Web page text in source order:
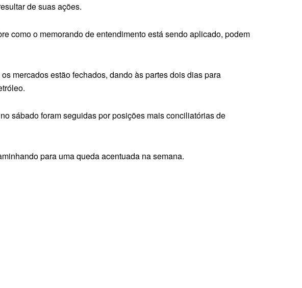
de suas ações.
como o memorando de entendimento está sendo aplicado, podem
mercados estão fechados, dando às partes dois dias para
sábado foram seguidas por posições mais conciliatórias de
para uma queda acentuada na semana.